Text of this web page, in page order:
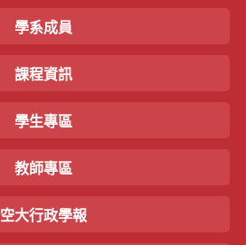
學系成員
課程資訊
學生專區
教師專區
空大行政學報